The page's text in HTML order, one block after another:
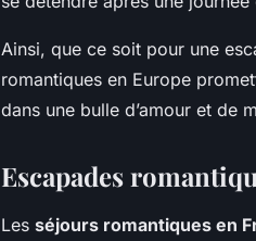
Ainsi, que ce soit pour une
romantiques en Europe
dans une bulle d’amour et de
Escapades
Les séjours romantiques en